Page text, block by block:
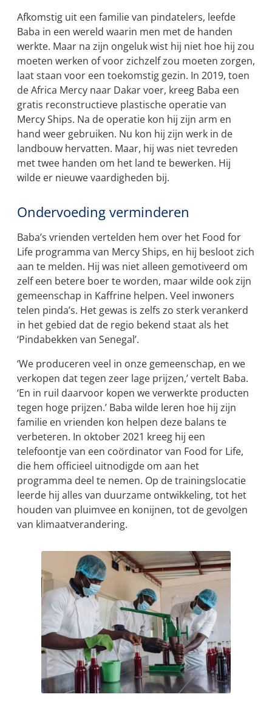
Afkomstig uit een familie van pindatelers, leefde
Baba in een wereld waarin men met de handen
werkte. Maar na zijn ongeluk wist hij niet hoe hij zou
moeten werken of voor zichzelf zou moeten zorgen,
laat staan voor een toekomstig gezin. In 2019, toen
de Africa Mercy naar Dakar voer, kreeg Baba een
gratis reconstructieve plastische operatie van
Mercy Ships. Na de operatie kon hij zijn arm en
hand weer gebruiken. Nu kon hij zijn werk in de
landbouw hervatten. Maar, hij was niet tevreden
met twee handen om het land te bewerken. Hij
wilde er nieuwe vaardigheden bij.
Ondervoeding verminderen
Baba’s vrienden vertelden hem over het Food for
Life programma van Mercy Ships, en hij besloot zich
aan te melden. Hij was niet alleen gemotiveerd om
zelf een betere boer te worden, maar wilde ook zijn
gemeenschap in Kaffrine helpen. Veel inwoners
telen pinda’s. Het gewas is zelfs zo sterk verankerd
in het gebied dat de regio bekend staat als het
‘Pindabekken van Senegal’.
‘We produceren veel in onze gemeenschap, en we
verkopen dat tegen zeer lage prijzen,’ vertelt Baba.
‘En in ruil daarvoor kopen we verwerkte producten
tegen hoge prijzen.’ Baba wilde leren hoe hij zijn
familie en vrienden kon helpen deze balans te
verbeteren. In oktober 2021 kreeg hij een
telefoontje van een coördinator van Food for Life,
die hem officieel uitnodigde om aan het
programma deel te nemen. Op de trainingslocatie
leerde hij alles van duurzame ontwikkeling, tot het
houden van pluimvee en konijnen, tot de gevolgen
van klimaatverandering.